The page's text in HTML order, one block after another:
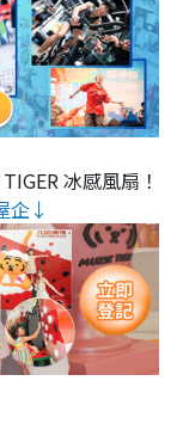
冰感風扇！
企↓